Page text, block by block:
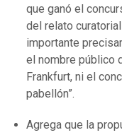
que ganó el
del relato
importante
el nombre público
Frankfurt, ni el
pabellón”.
Agrega que la